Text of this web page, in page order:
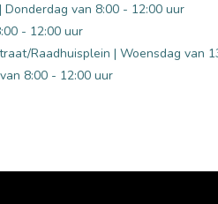
Donderdag van 8:00 - 12:00 uur
- 12:00 uur
Raadhuisplein | Woensdag van
8:00 - 12:00 uur